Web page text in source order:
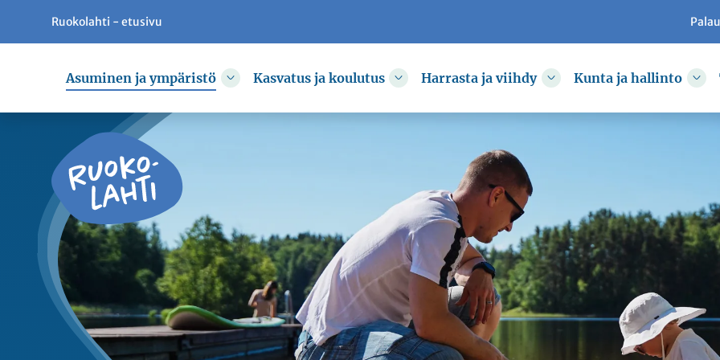
Siirry pääsisältöön
Ruokolahti - etusivu
Asuminen ja ympäristö
Vaihda alasvetovalikkoa
Kasvatus ja koulutus
Vaihda alasvetovalikkoa
Harrasta ja viihdy
Vaihda alasvetovalikkoa
Kunta ja hallinto